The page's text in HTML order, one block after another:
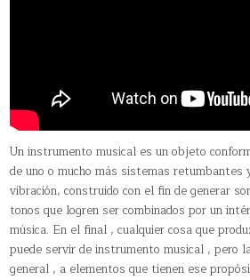
Un instrumento musical es un objeto
de uno o mucho más sistemas retumbantes
vibración, construido con el fin de generar
tonos que logren ser combinados por un
música. En el final , cualquier cosa que
puede servir de instrumento musical , pero
general , a elementos que tienen ese